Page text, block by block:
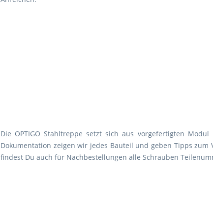
Die OPTIGO Stahltreppe setzt sich aus vorgefertigten
Dokumentation zeigen wir jedes Bauteil und geben Tipps zum
findest Du auch für Nachbestellungen alle Schrauben